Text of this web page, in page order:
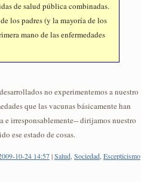
de salud pública combinadas.
los padres (y la mayoría de los
mano de las enfermedades
no experimentemos a nuestro
que las vacunas básicamente han
e irresponsablemente-- dirijamos nuestro
ese estado de cosas.
10-24 14:57|Salud Sociedad Escepticismo